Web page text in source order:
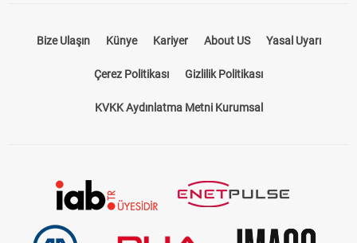
Bize Ulaşın Künye Kariyer About US Yasal Uyarı
Çerez Politikası Gizlilik Politikası
KVKK Aydınlatma Metni Kurumsal